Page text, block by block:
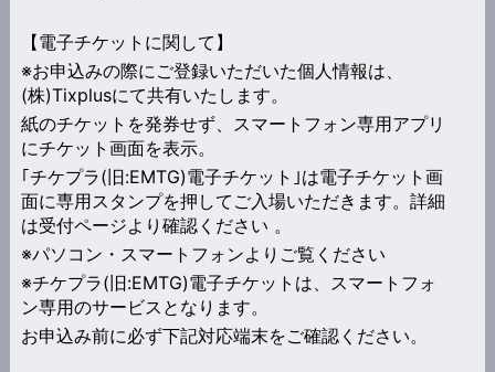
【電子チケットに関して】
※お申込みの際にご登録いただいた個人情報は、
(株)Tixplusにて共有いたします。
紙のチケットを発券せず、スマートフォン専用アプリ
にチケット画面を表示。
｢チケプラ(旧:EMTG)電子チケット｣は電子チケット画
面に専用スタンプを押してご入場いただきます。詳細
は受付ページより確認ください 。
※パソコン・スマートフォンよりご覧ください
※チケプラ(旧:EMTG)電子チケットは、スマートフォ
ン専用のサービスとなります。
お申込み前に必ず下記対応端末をご確認ください。